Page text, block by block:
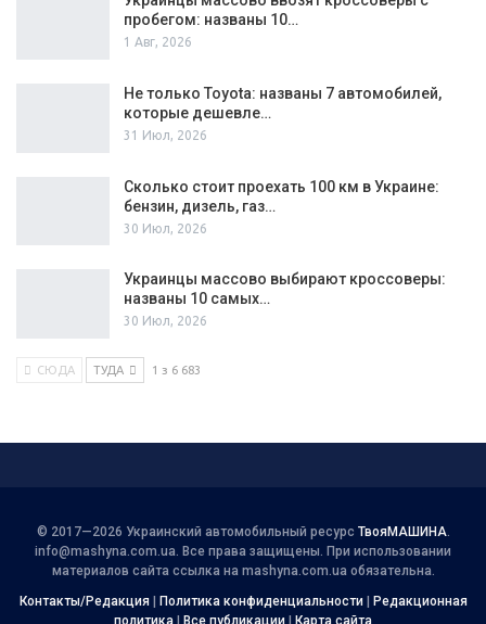
пробегом: названы 10…
1 Авг, 2026
Не только Toyota: названы 7 автомобилей,
которые дешевле…
31 Июл, 2026
Сколько стоит проехать 100 км в Украине:
бензин, дизель, газ…
30 Июл, 2026
Украинцы массово выбирают кроссоверы:
названы 10 самых…
30 Июл, 2026
СЮДА ТУДА 1 з 6 683
© 2017—2026 Украинский автомобильный ресурс ТвояМАШИНА.
info@mashyna.com.ua. Все права защищены. При использовании
материалов сайта ссылка на mashyna.com.ua обязательна.
Контакты/Редакция| Политика конфиденциальности| Редакционная
политика | Все публикации | Карта сайта